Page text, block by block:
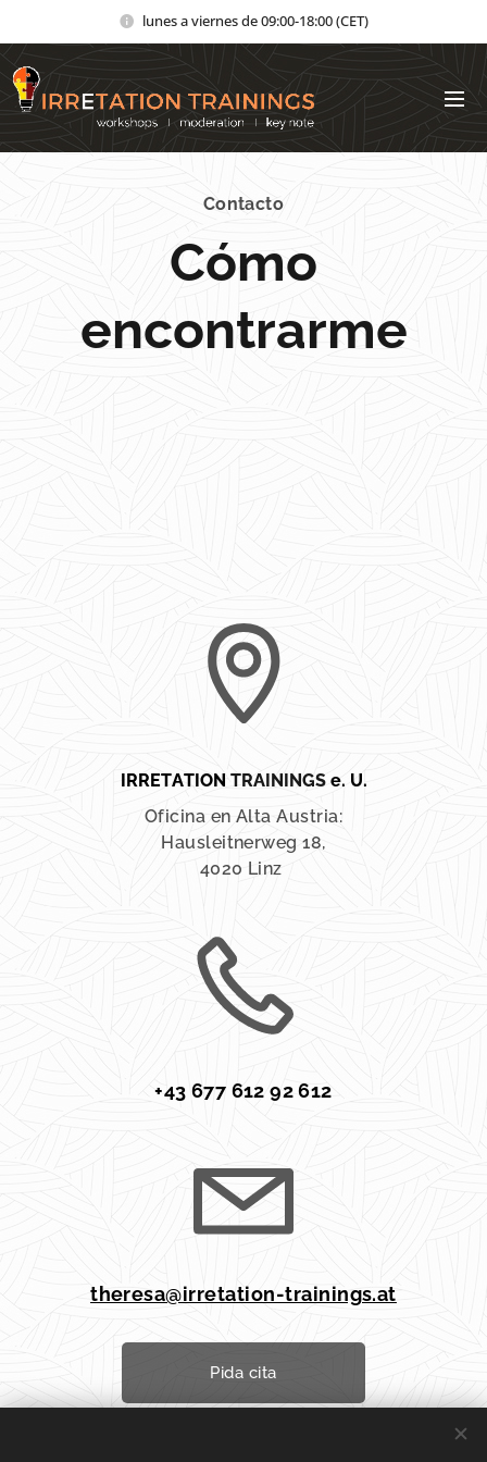
lunes a viernes de 09:00-18:00 (CET)
Contacto
Cómo
encontrarme
IRRETATION TRAININGSe. U.
Oficina en Alta Austria:
Hausleitnerweg 18,
4020 Linz
+43 677 612 92 612
theresa@irretation-trainings.at
Pida cita